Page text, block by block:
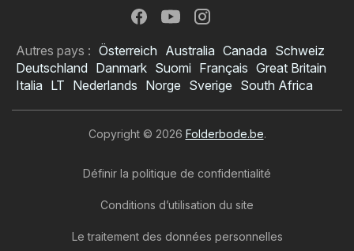
Autres pays : Österreich Australia Canada Schweiz
Deutschland Danmark Suomi Français Great Britain
Italia LT Nederlands Norge Sverige South Africa
Copyright © 2026 Folderbode.be.
Définir la politique de confidentialité
Conditions d’utilisation du site
Le traitement des données personnelles